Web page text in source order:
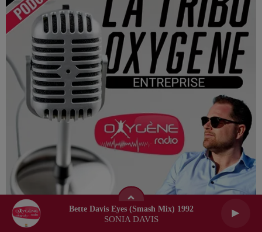
Bette Davis Eyes (smash Mix) 1992
SONIA DAVIS